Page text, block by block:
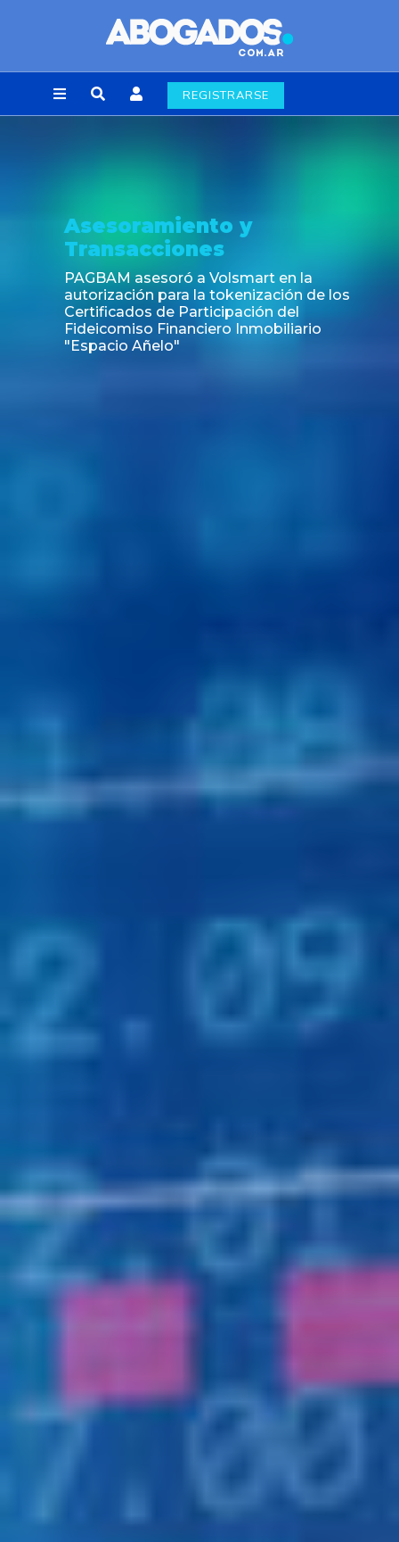
REGISTRARSE
Asesoramiento y
Transacciones
PAGBAM asesoró a Volsmart en la
autorización para la tokenización de los
Certificados de Participación del
Fideicomiso Financiero Inmobiliario
"Espacio Añelo"